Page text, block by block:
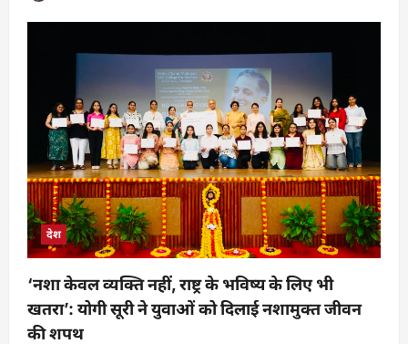
देश
‘नशा केवल व्यक्ति नहीं, राष्ट्र के भविष्य के लिए भी
खतरा’: योगी सूरी ने युवाओं को दिलाई नशामुक्त जीवन
की शपथ